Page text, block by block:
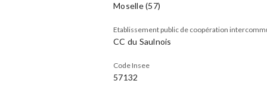
Moselle (57)
Etablissement public de coopération
CC du Saulnois
Code Insee
57132